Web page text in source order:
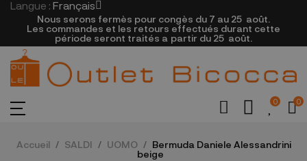
Langue : Français
Nous serons fermès pour congès du 7 au 25 août.
Les commandes et les retours effectués durant cette
période seront traités a partir du 25 août.
0 0
Accueil SALDI UOMO
Bermuda Daniele Alessandrini
beige